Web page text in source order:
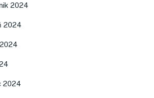
2024
2024
2024